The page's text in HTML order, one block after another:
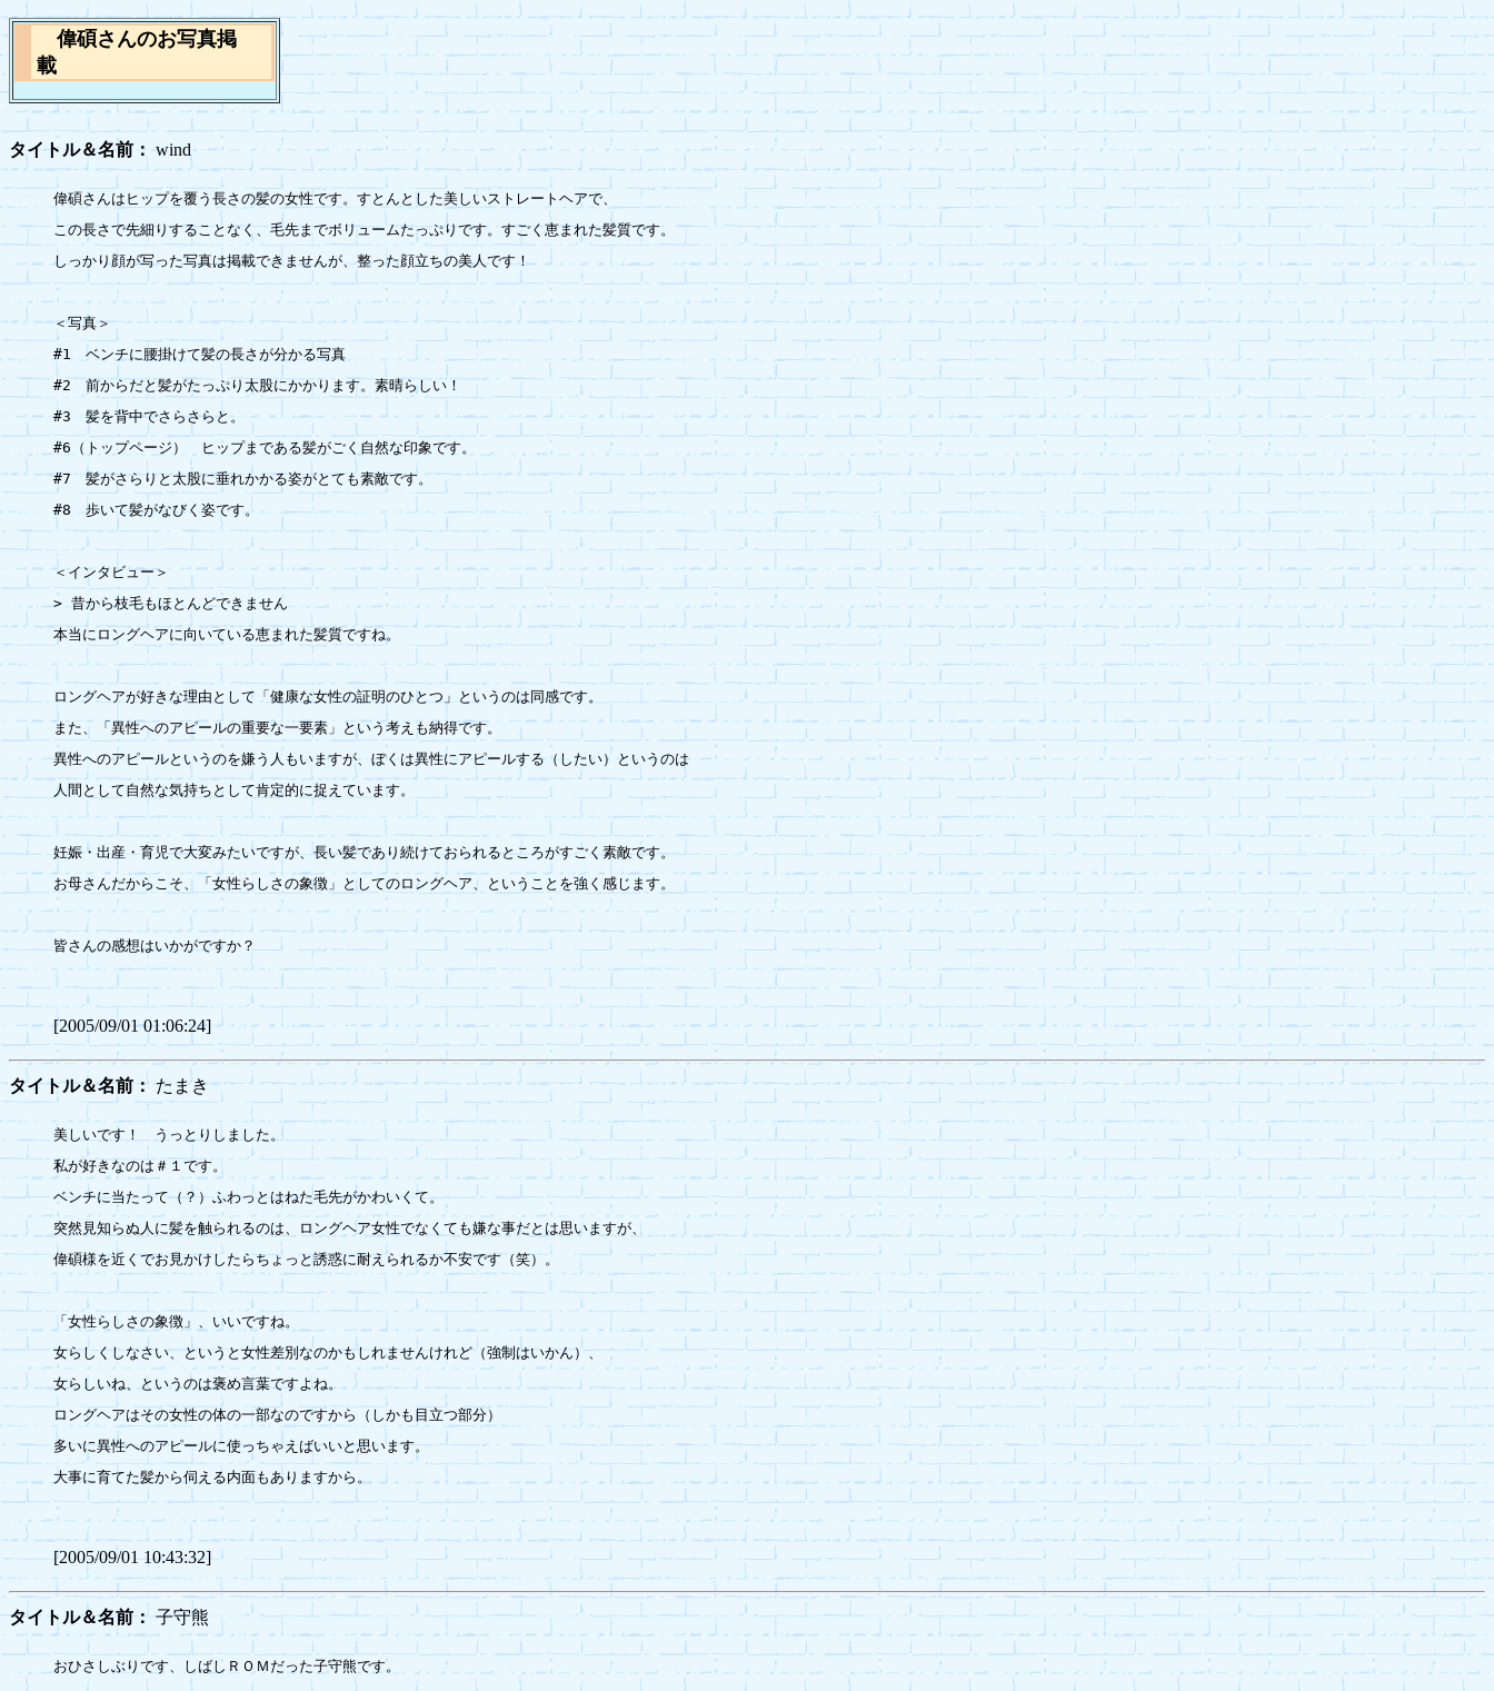
偉碩さんのお写真掲
載
タイトル＆名前： wind
偉碩さんはヒップを覆う長さの髪の女性です。すとんとした美しいストレートヘアで、
この長さで先細りすることなく、毛先までボリュームたっぷりです。すごく恵まれた髪質です。
しっかり顔が写った写真は掲載できませんが、整った顔立ちの美人です！
＜写真＞
#1　ベンチに腰掛けて髪の長さが分かる写真
#2　前からだと髪がたっぷり太股にかかります。素晴らしい！
#3　髪を背中でさらさらと。
#6（トップページ）　ヒップまである髪がごく自然な印象です。
#7　髪がさらりと太股に垂れかかる姿がとても素敵です。
#8　歩いて髪がなびく姿です。
＜インタビュー＞
> 昔から枝毛もほとんどできません
本当にロングヘアに向いている恵まれた髪質ですね。
ロングヘアが好きな理由として「健康な女性の証明のひとつ」というのは同感です。
また、「異性へのアピールの重要な一要素」という考えも納得です。
異性へのアピールというのを嫌う人もいますが、ぼくは異性にアピールする（したい）というのは
人間として自然な気持ちとして肯定的に捉えています。
妊娠・出産・育児で大変みたいですが、長い髪であり続けておられるところがすごく素敵です。
お母さんだからこそ、「女性らしさの象徴」としてのロングヘア、ということを強く感じます。
皆さんの感想はいかがですか？
[2005/09/01 01:06:24]
タイトル＆名前： たまき
美しいです！　うっとりしました。
私が好きなのは＃１です。
ベンチに当たって（？）ふわっとはねた毛先がかわいくて。
突然見知らぬ人に髪を触られるのは、ロングヘア女性でなくても嫌な事だとは思いますが、
偉碩様を近くでお見かけしたらちょっと誘惑に耐えられるか不安です（笑）。
「女性らしさの象徴」、いいですね。
女らしくしなさい、というと女性差別なのかもしれませんけれど（強制はいかん）、
女らしいね、というのは褒め言葉ですよね。
ロングヘアはその女性の体の一部なのですから（しかも目立つ部分）
多いに異性へのアピールに使っちゃえばいいと思います。
大事に育てた髪から伺える内面もありますから。
[2005/09/01 10:43:32]
タイトル＆名前： 子守熊
おひさしぶりです、しばしＲＯＭだった子守熊です。